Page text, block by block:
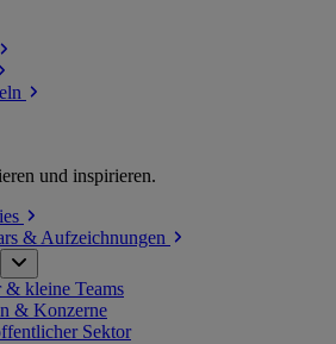
und inspirieren.
& Aufzeichnungen
& kleine Teams
& Konzerne
Sektor